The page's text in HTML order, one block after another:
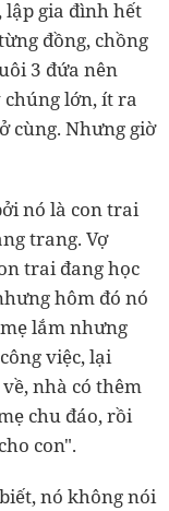
lập gia đình hết
đồng, chồng
3 đứa nên
lớn, ít ra
cùng. Nhưng giờ
nó là con trai
trang. Vợ
trai đang học
hôm đó nó
lắm nhưng
việc, lại
nhà có thêm
chu đáo, rồi
con".
nó không nói